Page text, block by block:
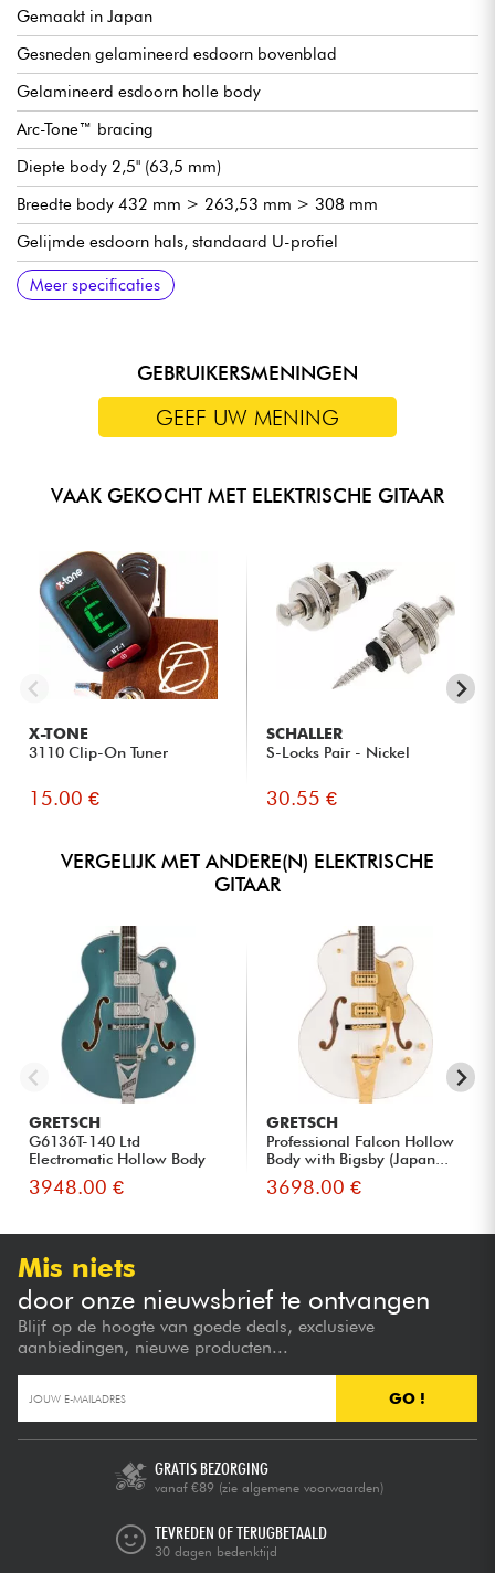
Gemaakt in Japan
Gesneden gelamineerd esdoorn bovenblad
Gelamineerd esdoorn holle body
Arc-Tone™ bracing
Diepte body 2,5" (63,5 mm)
Breedte body 432 mm > 263,53 mm > 308 mm
Gelijmde esdoorn hals, standaard U-profiel
Ebben toets, 22x medium-jumbo frets
Mensuur 648 mm
Radius 12" (305 mm)
Halsbreedte 1e fret 42,86 mm (1.6875")
Gretsch PRO-FT™ Filter'Tron dubbelgewikkelde pickups
Treble bleed circuit (om optimale helderheid te behouden als
je met de volumeknop speelt)
Volume 1 (hals pickup)
Volume 2 (brug pickup)
Hoofdvolume met treble bleed
Hoofdtoon
3x positieselector
Gretsch Adjusto-Matic brug
Bigsby B6 String-Thru vibrato staartstuk
Grover Imperial locking mechanieken
Hoogglans nitrocellulose afwerking
Verkocht met Gretsch koffer
Meer specificaties
GEBRUIKERSMENINGEN
GEEF UW MENING
VAAK GEKOCHT MET ELEKTRISCHE GITAAR
X-TONE
3110 Clip-On Tuner
15.00 €
SCHALLER
S-Locks Pair - Nickel
30.55 €
VERGELIJK MET ANDERE(N) ELEKTRISCHE
GITAAR
GRETSCH
G6136T-140 Ltd
Electromatic Hollow Body
140th Doub...
3948.00 €
GRETSCH
Professional Falcon Hollow
Body with Bigsby (Japan...
3698.00 €
Mis niets
door onze nieuwsbrief te ontvangen
Blijf op de hoogte van goede deals, exclusieve
aanbiedingen, nieuwe producten...
GO !
GRATIS BEZORGING
vanaf €89 (zie algemene voorwaarden)
TEVREDEN OF TERUGBETAALD
30 dagen bedenktijd